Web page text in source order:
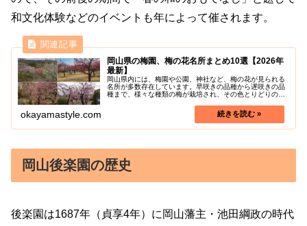
和文化体験などのイベントも年によって催されます。
岡山県の梅園、梅の花名所まとめ10選【2026年
最新】
岡山県内には、梅園や公園、神社など、梅の花が見られる
名所が多数存在しています。早咲きの品種から遅咲きの品
種まで、様々な種類の梅が栽培され、その色とりどりの花
okayamastyle.com
岡山後楽園の歴史
後楽園は1687年（貞享4年）に岡山藩主・池田綱政の時代